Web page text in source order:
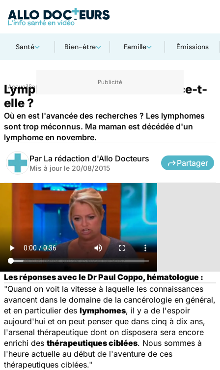
Santé Bien-être Famille Émissions
AccueilSanté
Lymphome : la recherche avance-t-
elle ?
Où en est l'avancée des recherches ? Les lymphomes
sont trop méconnus. Ma maman est décédée d'un
lymphome en novembre.
Par La rédaction d'Allo Docteurs
Mis à jour le 20/08/2015
Partager
Les réponses avec le Dr Paul Coppo, hématologue :
"Quand on voit la vitesse à laquelle les connaissances
avancent dans le domaine de la cancérologie en général,
et en particulier des lymphomes, il y a de l'espoir
aujourd'hui et on peut penser que dans cinq à dix ans,
l'arsenal thérapeutique dont on disposera sera encore
enrichi des thérapeutiques ciblées. Nous sommes à
l'heure actuelle au début de l'aventure de ces
thérapeutiques ciblées."